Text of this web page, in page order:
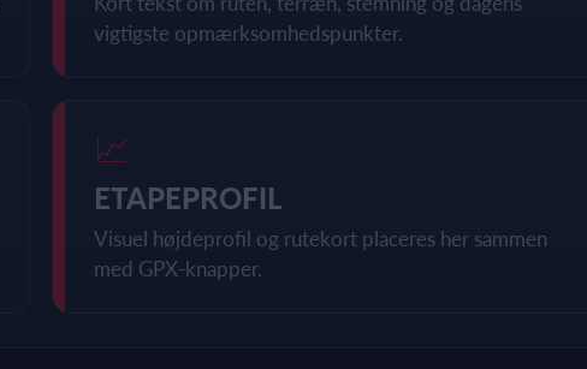
vigtigste opmærksomhedspunkter.
📈
ETAPEPROFIL
Visuel højdeprofil og rutekort placeres her sammen
med GPX-knapper.